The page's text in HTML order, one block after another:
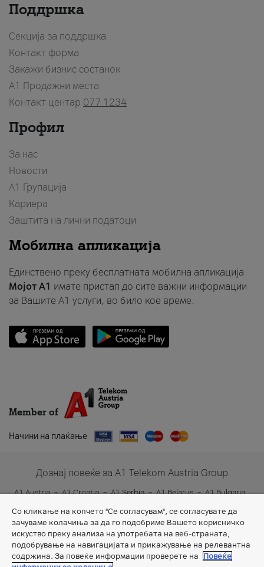
Поддршка
Секција за поддршка
Контакт форма
Закажи бизнис состанок
A1 Продажни места
Контакт центар 077 1234
Профил
За нас
Новости
А1 Групација
Кариера
Заштита на лични податоци
Мобилна апликација
Единствено преку бесплатната мобилна апликација
Мојот A1 имате пристап до сите важни информации
за Вашите A1 услуги, во било кое време.
Member of
Начини на плаќање
Дознај повеќе за A1 Telekom Austria Group
A1 Austria A1 Croatia A1 Serbia A1 Belarus
A1 Bulgaria
Со кликање на копчето "Се согласувам", се согласувате да
зачуваме колачиња за да го подобриме Вашето корисничко
искуство преку анализа на употребата на веб-страната,
подобрување на навигацијата и прикажување на релевантна
содржина. За повеќе информации проверете на
Повеќе